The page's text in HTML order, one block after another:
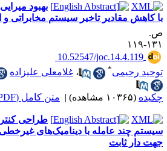
بهبود
کاهش مقادیر تاخیر سیستم مخابراتی و
۱۱۹
‎ 10.52547/joc.14.4.119
رحیمی
،غلامعلی علیزاده
(۱۰۳۶۵ مشاهده) | متن کامل (PDF)
طراحی
چند عامله با دینامیک‌های غیرخطی
دار ثابت